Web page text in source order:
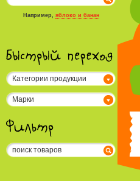
Например, яблоко и банан
Категории продукции
Марки